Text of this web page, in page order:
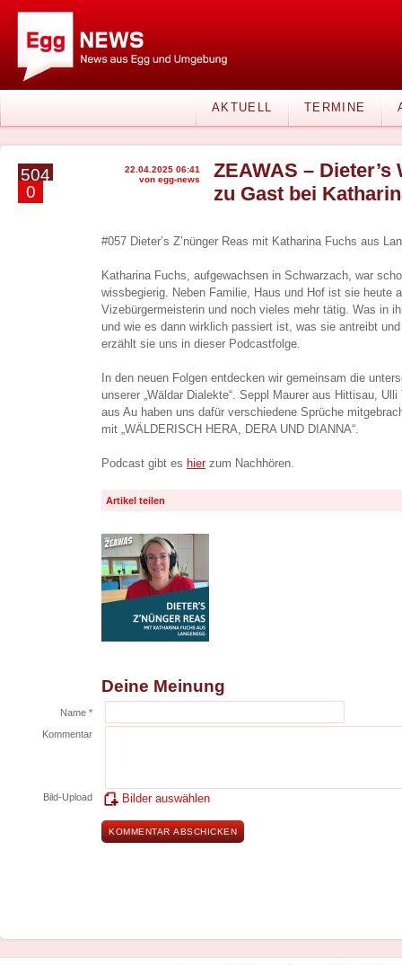
AKTUELL TERMINE
504
0
22.04.2025 06:41
von egg-news
ZEAWAS –
zu Gast bei
#057 Dieter’s Z’nünger Reas mit Katharina Fuchs aus
Katharina Fuchs, aufgewachsen in Schwarzach, war
wissbegierig. Neben Familie, Haus und Hof ist sie heute
Vizebürgermeisterin und noch vieles mehr tätig. Was in
und wie es dann wirklich passiert ist, was sie antreibt
erzählt sie uns in dieser Podcastfolge.
In den neuen Folgen entdecken wir gemeinsam die
unserer „Wäldar Dialekte“. Seppl Maurer aus Hittisau,
aus Au haben uns dafür verschiedene Sprüche
mit „WÄLDERISCH HERA, DERA UND DIANNA“.
Podcast gibt es hierzum Nachhören.
Artikel teilen
Deine Meinung
Name *
Kommentar
Bild-Upload Bilder auswählen